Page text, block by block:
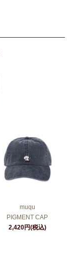
muqu
PIGMENT CAP
2,420円(税込)